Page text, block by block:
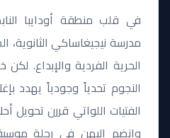
في قلب منطقة أودايبا
مدرسة نيجيغاساكي
الحرية الفردية والإبداع.
النجوم تحدياً وجودياً يهدد
الفتيات اللواتي قررن
وانضم إليهن في رحلة